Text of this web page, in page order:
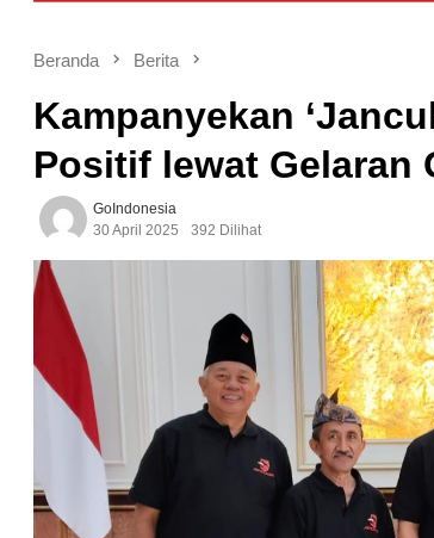
Beranda Berita
Kampanyekan
Positif lewat Gelaran
GoIndonesia
30 April 2025
392 Dilihat